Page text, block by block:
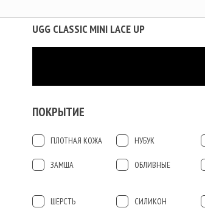
UGG CLASSIC MINI LACE UP
ПОКРЫТИЕ
ПЛОТНАЯ КОЖА НУБУК
ЗАМША ОБЛИВНЫЕ
ШЕРСТЬ СИЛИКОН